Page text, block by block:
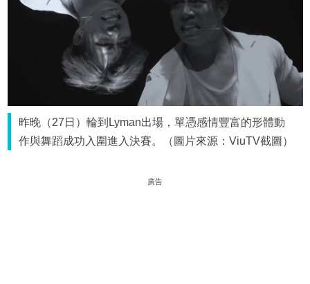
昨晚（27日）輪到Lyman出場，單憑感情豐富的形體動
作與舞蹈成功入圍進入決賽。（圖片來源：ViuTV截圖）
廣告